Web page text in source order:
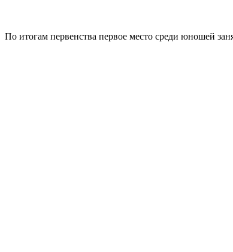
По итогам первенства первое место среди юношей